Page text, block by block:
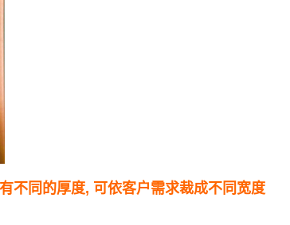
不同的厚度, 可依客户需求裁成不同宽度